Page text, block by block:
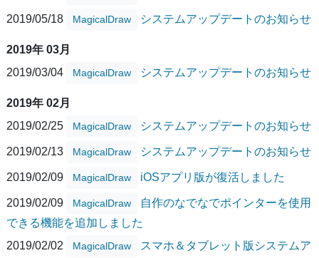
2019/05/18 MagicalDraw システムアップデートのお知らせ
2019年 03月
2019/03/04
MagicalDraw システムアップデートのお知らせ
2019年 02月
2019/02/25
MagicalDraw システムアップデートのお知らせ
2019/02/13 MagicalDraw システムアップデートのお知らせ
2019/02/09 MagicalDraw iOSアプリ版が復活しました
2019/02/09 MagicalDraw
自作のなでなでポインターを使用
できる機能を追加しました
2019/02/02
MagicalDraw
スマホ＆タブレット版システムア